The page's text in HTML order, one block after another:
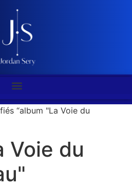
“album "La Voie du
Voie du